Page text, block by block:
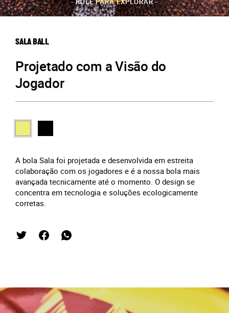
SALA BALL
Projetado com a Visão do
Jogador
A bola Sala foi projetada e desenvolvida em estreita
colaboração com os jogadores e é a nossa bola mais
avançada tecnicamente até o momento. O design se
concentra em tecnologia e soluções ecologicamente
corretas.